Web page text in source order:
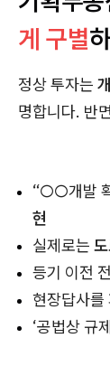
게 구별
정상 투자는
명합니다. 반
“○○개발
현
실제로는
등기 이전 전
현장답사를
‘공법상 규